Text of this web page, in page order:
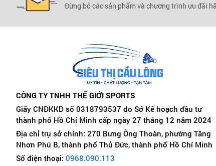
Đừng bỏ các sản phẩm và chương trình ưu đãi
CÔNG TY TNHH THẾ GIỚI SPORTS
Giấy CNĐKKD số 0318793537 do Sở Kế hoạch đầu tư
thành phố Hồ Chí Minh cấp ngày 27 tháng 12 năm 2024
Địa chỉ trụ sở chính: 270 Bưng Ông Thoàn, phường Tăng
Nhơn Phú B, thành phố Thủ Đức, thành phố Hồ Chí Minh
Số điện thoại: 0968.090.113